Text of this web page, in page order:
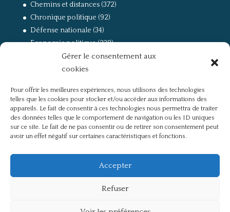
Gérer le consentement aux
cookies
Pour offrir les meilleures expériences, nous utilisons des technologies
telles que les cookies pour stocker et/ou accéder aux informations des
appareils. Le fait de consentir à ces technologies nous permettra de traiter
des données telles que le comportement de navigation ou les ID uniques
sur ce site. Le fait de ne pas consentir ou de retirer son consentement peut
avoir un effet négatif sur certaines caractéristiques et fonctions.
Accepter
Refuser
Chemins et distances(372)
Chronique politique (92)
Défense nationale (34)
Economie politique(238)
(168)
La guerre, la Résistance et la Déportation
Non classé(42)
Partis politiques, intelligentsia, médias(750)
Présentation(4)
Références(57)